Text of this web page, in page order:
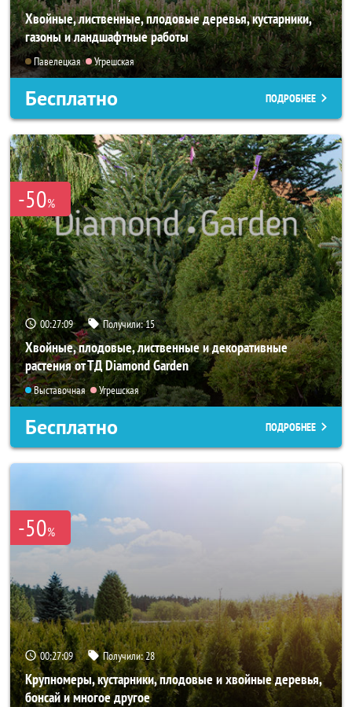
Хвойные, лиственные, плодовые деревья, кустарники,
газоны и ландшафтные работы
Павелецкая Угрешская
Бесплатно ПОДРОБНЕЕ
-50%
00:27:06 Получили:15
Хвойные, плодовые, лиственные и декоративные
растения от ТД Diamond Garden
Выставочная Угрешская
Бесплатно ПОДРОБНЕЕ
-50%
00:27:06 Получили:28
Крупномеры, кустарники, плодовые и хвойные деревья,
бонсай и многое другое